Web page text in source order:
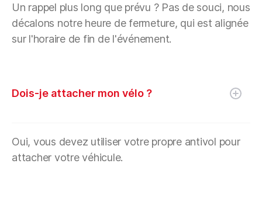
Un rappel plus long que prévu ? Pas de souci, nous
décalons notre heure de fermeture, qui est alignée
sur l'horaire de fin de l'événement.
Dois-je attacher mon vélo ?
Oui, vous devez utiliser votre propre antivol pour
attacher votre véhicule.